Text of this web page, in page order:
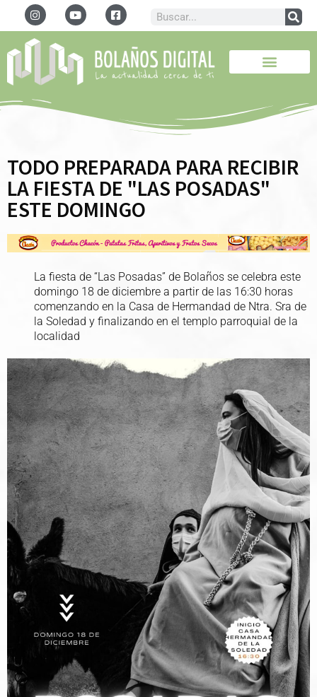
TODO PREPARADA PARA RECIBIR
LA FIESTA DE "LAS POSADAS"
ESTE DOMINGO
La fiesta de “Las Posadas” de Bolaños se celebra este
domingo 18 de diciembre a partir de las 16:30 horas
comenzando en la Casa de Hermandad de Ntra. Sra de
la Soledad y finalizando en el templo parroquial de la
localidad